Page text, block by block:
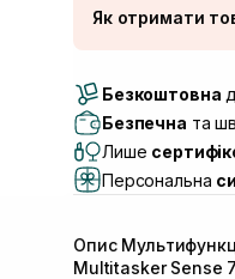
Як отримати
Самовивіз м.
Самовивіз м.
Самовивіз м.
Самовивіз м.
Самовивіз м.
Безкоштовна
Безпечна та
Лише
Персональна
Опис
Multitasker Sense